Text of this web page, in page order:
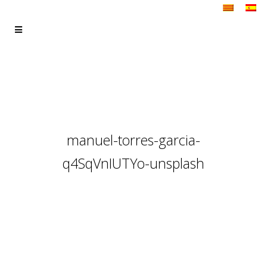
manuel-torres-garcia-
q4SqVnIUTYo-unsplash